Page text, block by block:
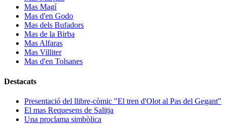
Mas Magí
Mas d'en Godo
Mas dels Bufadors
Mas de la Birba
Mas Alfaras
Mas Villiter
Mas d'en Tolsanes
Destacats
Presentació del llibre-còmic "El tren d'Olot al Pas del Gegant"
El mas Requesens de Salitja
Una proclama simbòlica